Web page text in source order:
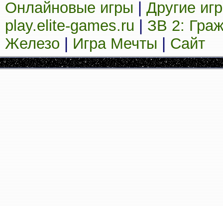
Онлайновые игры
Другие
play.elite-games.ru
ЗВ 2:
Железо
Игра Мечты Сайт